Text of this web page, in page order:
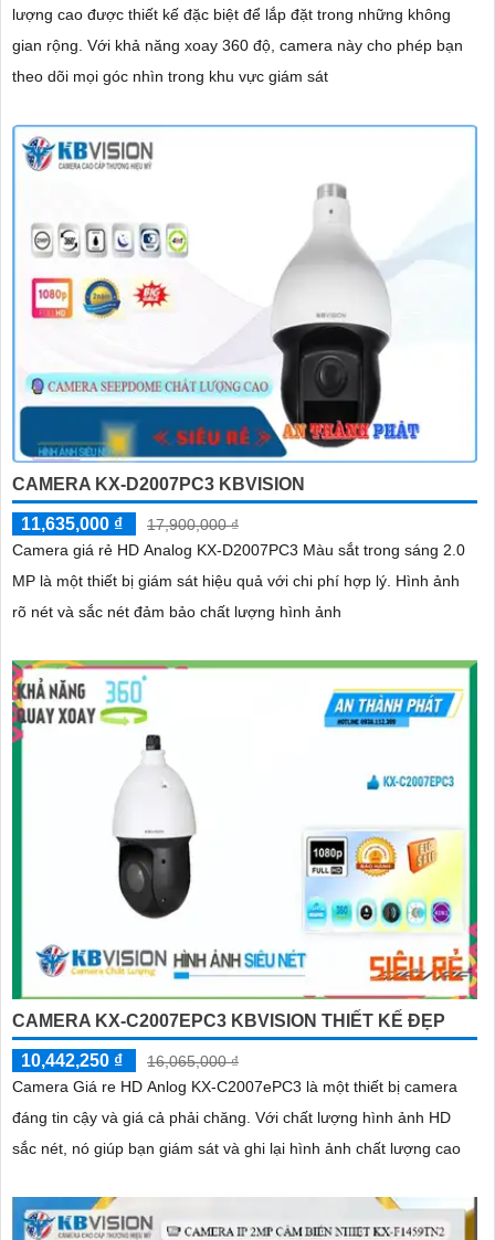
lượng cao được thiết kế đặc biệt để lắp đặt trong những không
gian rộng. Với khả năng xoay 360 độ, camera này cho phép bạn
theo dõi mọi góc nhìn trong khu vực giám sát
CAMERA KX-D2007PC3 KBVISION
11,635,000 ₫
17,900,000 ₫
Camera giá rẻ HD Analog KX-D2007PC3 Màu sắt trong sáng 2.0
MP là một thiết bị giám sát hiệu quả với chi phí hợp lý. Hình ảnh
rõ nét và sắc nét đảm bảo chất lượng hình ảnh
CAMERA KX-C2007EPC3 KBVISION THIẾT KẾ ĐẸP
10,442,250 ₫
16,065,000 ₫
Camera Giá re HD Anlog KX-C2007ePC3 là một thiết bị camera
đáng tin cậy và giá cả phải chăng. Với chất lượng hình ảnh HD
sắc nét, nó giúp bạn giám sát và ghi lại hình ảnh chất lượng cao